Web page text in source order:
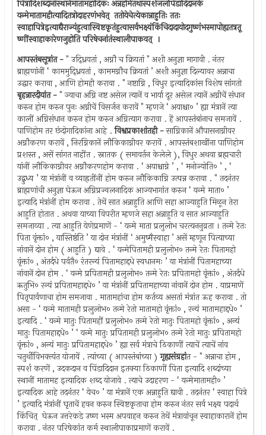
पित्रादिशब्दानांस्थानेमातामहादिकः अन्नहोमेतथास्पर्शेजलपिंडादिदानके
यन्मेमातामहीत्यादितत्रोदाहरणंभवेत् ‍ ततोयेचेत्येकान्नाहुतिः ततः
स्वाहापित्रेइत्याद्यैराज्यंहुत्वास्विष्टकृतंहुत्वासर्वभक्ष्यंकिंचिदादायोदगुष्णंभस्मापोह्यतत्रतू
ष्णींस्वाहाकारेणजुहोति परिषेचनांतंस्थालीपाकवत् ‍ ।
आपस्तंबसूत्रांत -" उद्ध्रियतां , अग्नौ च क्रियतां " अशी अनुज्ञा मागावी . नंतर
ब्राह्मणांनीं ‘ काममुद्ध्रियतां , काममग्नौच क्रियतां ’ अशी अनुज्ञा दिल्यावर अन्नाचा
उद्धार करावा , आणि होमही करावा . " नष्टाग्नि , विधुर इत्यादिकांस विशेष सांगतो
बृहन्नारदीयांत -" ज्याचा अग्नि नष्ट असेल त्यानें व भार्या दूर असेल त्यानें अग्नीचें संधान
करुन होम करुन पुनः अग्नीचें विसर्जन करावें " म्हणजे ‘ अयाश्चा० ’ ह्या मंत्रानें त्या
कालीं अग्निसंधान करुन होम करुन अग्नित्याग करावा . हें आपस्तंबांनाच समजावें .
पाणिहोम तर छंदोगादिकांना आहे .विश्वप्रकाशांतही -साग्निकानें औपासनाग्नीवर
अग्नौकरण करावें , निरग्निकानें लौकिकाग्नीवर करावें . आपस्तंबशाखींना पाणिहोम
प्रशस्त , असें सांगत नाहींत . स्नातक ( समावर्तन केलेले ), विधुर अथवा ब्रह्मचारी
यांनीं लौकिकाग्नीवर अग्नौकरणहोम करावा . ‘ अयाश्चाग्ने ’ , ‘ मनोज्योति० ’ , ‘
उद्बुध्य ’ या मंत्रांनीं व व्याह्रतींनीं होम करुन लौकिकाग्नि उत्पन्न करावा . " तदनंतर
ब्राह्मणांची अनुज्ञा घेऊन अग्निप्रज्वलनादिक आज्यभागांत करुन ‘ यन्मे माता० ’
इत्यादि मंत्रांनीं होम करावा . तेथें सात अन्नाहुति आणि सहा आज्याहुति मिळून तेरा
आहुति होतात . अथवा याच्या विपरीत म्हणजे सहा अन्नाहुति व सात आज्याहुति
समजाव्या . त्या आहुति येणेप्रमाणें - ‘ यन्मे माता प्रलुलोभ चरत्यननुव्रता । तन्मे रेतः
पिता वृंक्तां० , यास्तिष्ठंति ’ या दोन मंत्रांनीं ‘ अमुष्मैस्वाहा ’ असें म्हणून पित्याच्या
नांवानें दोन होम ( आहुति ) द्यावे . ‘ यन्मेपितामही प्रलुलोभ० तन्मे रेतः पितामहो
वृंक्तां० , अंतर्दधे पर्वतै० रंतरन्यं पितामहाद्दधे स्वधानमः ’ या मंत्रांनीं पितामहाच्या
नांवानें दोन होम . ‘ यन्मे प्रपितामही प्रलुलोभ० तन्मे रेतः प्रपितामहो वृंक्तां० , अंतर्दधे
ऋतुभि० रन्यं प्रपितामहाद्दधे० ’ या मंत्रांनीं प्रपितामहाच्या नांवानें दोन होम . याप्रमाणें
पितृपार्वणाचा होम समजावा . मातामहांचा होम कर्तव्य असतां मंत्रांत ऊह करावा . तो
असा - ‘ यन्मे मातामही प्रलुलोभ० तन्मे रेतो मातामहो वृंक्तां० , रन्यं मातामहाद्दधे० ’
इत्यादि . ‘ यन्मे मातुः पितामहीं प्रलुलोभ० तन्मे रेतो मातुः पितामहो वृंक्तां० , अन्यं
मातुः पितामहाद्दधे० ’ ‘ यन्मे मातुः प्रपितामही प्रलुलोभ० तन्मे रेतो मातुः प्रपितामहो
वृंक्तां० , अन्यं मातुः प्रपितामहाद्दधे० ’ ह्या सर्व मंत्राचे ठिकाणीं त्याचें त्याचें नांव
चतुर्थीविभक्त्यंत योजावें . त्यांच्या ( आपस्तंबांच्या )गृह्यसंग्रहांत - " अन्नाचा होम ,
स्पर्श करणें , उदकदान व पिंडादिदान इतक्या ठिकाणीं पिता इत्यादि शब्दांच्या
स्थानीं मातामह इत्यादिक शब्द योजावे . त्याचे उदाहरण - ‘ यन्मेमातामही० ’
इत्यादिक आहे तदनंतर ‘ येच० ’ या मंत्रानें एक अन्नाहुति द्यावी . तदनंतर ‘ स्वाहा पित्रे
’ इत्यादि मंत्रांनीं घृताचें हवन करुन स्विष्टकृताचा होम करुन नंतर सर्व भक्ष्य पदार्थ
किंचित् ‍ घेऊन उत्तरेकडे उष्ण भस्म अपवाहन करुन तेथें मंत्रावांचून स्वाहाकारानें होम
करावा . नंतर परिषेकांत कर्म स्थालीपाकाप्रमाणें करावें .